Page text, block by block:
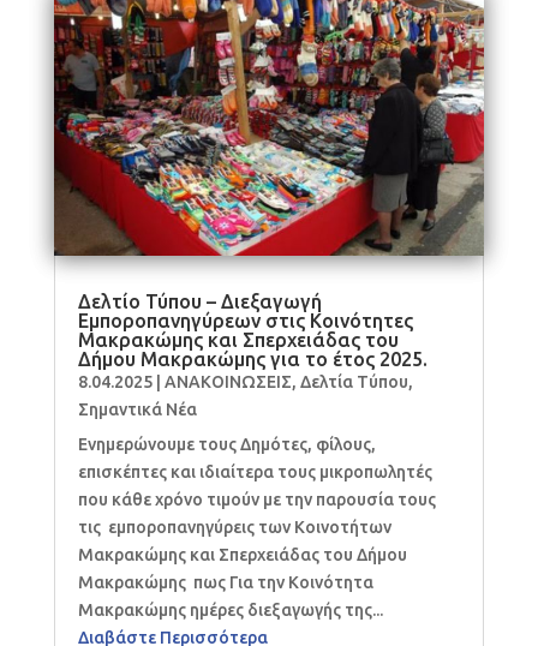
Δελτίο Τύπου – Διεξαγωγή
Εμποροπανηγύρεων στις Κοινότητες
Μακρακώμης και Σπερχειάδας του
Δήμου Μακρακώμης για το έτος 2025.
8.04.2025| ΑΝΑΚΟΙΝΩΣΕΙΣ, Δελτία Τύπου,
Σημαντικά Νέα
Ενημερώνουμε τους Δημότες, φίλους,
επισκέπτες και ιδιαίτερα τους μικροπωλητές
που κάθε χρόνο τιμούν με την παρουσία τους
τις εμποροπανηγύρεις των Κοινοτήτων
Μακρακώμης και Σπερχειάδας του Δήμου
Μακρακώμης πως Για την Κοινότητα
Μακρακώμης ημέρες διεξαγωγής της...
Διαβάστε Περισσότερα